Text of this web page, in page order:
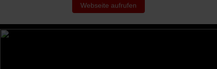
Webseite aufrufen